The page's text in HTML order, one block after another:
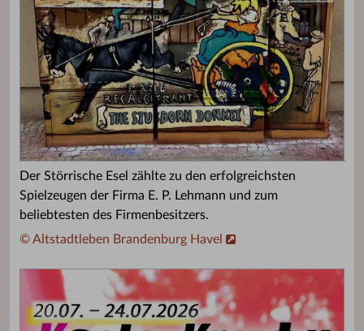
Der Störrische Esel zählte zu den erfolgreichsten
Spielzeugen der Firma E. P. Lehmann und zum
beliebtesten des Firmenbesitzers.
© Altstadtleben Brandenburg Havel